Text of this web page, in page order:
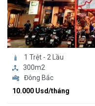
1 Trệt - 2 Lầu
300m2
Đông Bắc
10.000 Usd/tháng